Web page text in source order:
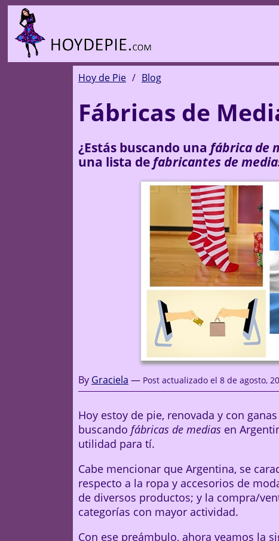
Hoy de Pie Blog
Fábricas de
¿Estás buscando una fábrica de
una lista de fabricantes de
By Graciela — Post actualizado el 8 de agosto,
Hoy estoy de pie, renovada y con
buscando fábricas de medias en
utilidad para tí.
Cabe mencionar que Argentina, se
respecto a la ropa y accesorios de
de diversos productos; y la compra/
categorías con mayor actividad.
Con ese preámbulo, ahora veamos la